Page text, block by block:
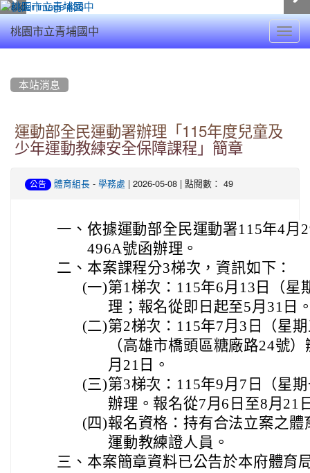
桃園市立青埔國中
本站消息
運動部全民運動署辦理「115年度兒童及
少年運動教練安全保障課程」簡章
公告 體育組長 - 學務處 | 2026-05-08 | 點閱數： 49
一、 依據運動部全民運動署115年4月
496A號函辦理。
二、 本案課程分3梯次，資訊如下：
(一)第1梯次：115年6月13日（星
理；報名從即日起至5月31日
(二)第2梯次：115年7月3日（星
（高雄市橋頭區糖廠路24號
月21日。
(三)第3梯次：115年9月7日（星
辦理。報名從7月6日至8月21
(四)報名資格：持有合法立案之
運動教練證人員。
三、 本案簡章資料已公告於本府體育